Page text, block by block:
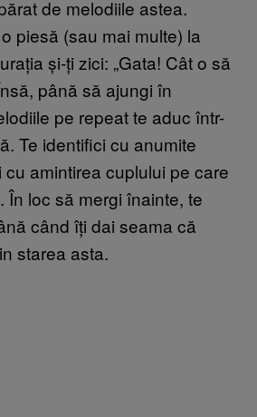
de melodiile astea.
piesă (sau mai multe) la
și-ți zici: „Gata! Cât o să
până să ajungi în
pe repeat te aduc într-
Te identifici cu anumite
amintirea cuplului pe care
În loc să mergi înainte, te
când îți dai seama că
starea asta.